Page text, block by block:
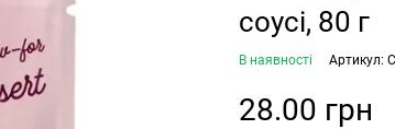
соусі, 80 г
В наявності Артикул:
28.00 грн